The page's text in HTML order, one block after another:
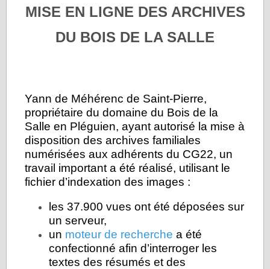
MISE EN LIGNE DES ARCHIVES
DU BOIS DE LA SALLE
Yann de Méhérenc de Saint-Pierre,
propriétaire du domaine du Bois de la
Salle en Pléguien, ayant autorisé la mise à
disposition des archives familiales
numérisées aux adhérents du CG22, un
travail important a été réalisé, utilisant le
fichier d’indexation des images :
les 37.900 vues ont été déposées sur
un serveur,
un moteur de recherche a été
confectionné afin d’interroger les
textes des résumés et des